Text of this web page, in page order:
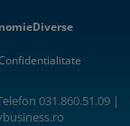
Diverse
031.860.51.09 |